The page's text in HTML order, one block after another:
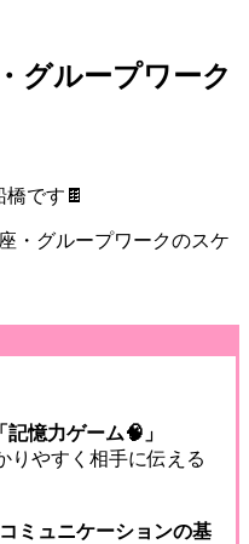
グループワーク
です🍫
・グループワークのスケ
「記憶力ゲーム🧠」
やすく相手に伝える
コミュニケーションの基